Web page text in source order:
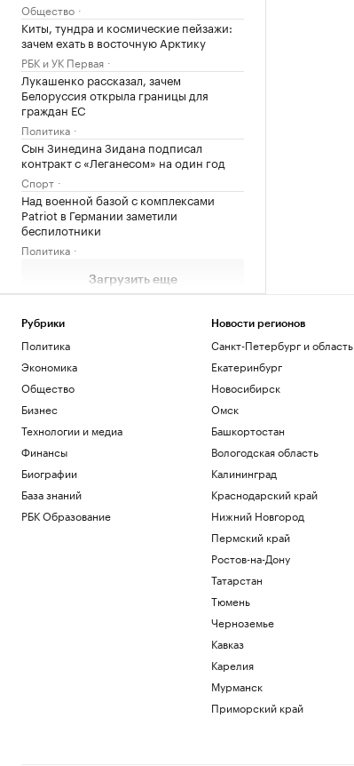
Общество
Киты, тундра и космические пейзажи:
зачем ехать в восточную Арктику
РБК и УК Первая
Лукашенко рассказал, зачем
Белоруссия открыла границы для
граждан ЕС
Политика
Сын Зинедина Зидана подписал
контракт с «Леганесом» на один год
Спорт
Над военной базой с комплексами
Patriot в Германии заметили
беспилотники
Политика
Загрузить еще
Рубрики
Политика
Экономика
Общество
Бизнес
Технологии и медиа
Финансы
Биографии
База знаний
РБК Образование
Новости регионов
Санкт-Петербург и область
Екатеринбург
Новосибирск
Омск
Башкортостан
Вологодская область
Калининград
Краснодарский край
Нижний Новгород
Пермский край
Ростов-на-Дону
Татарстан
Тюмень
Черноземье
Кавказ
Карелия
Мурманск
Приморский край